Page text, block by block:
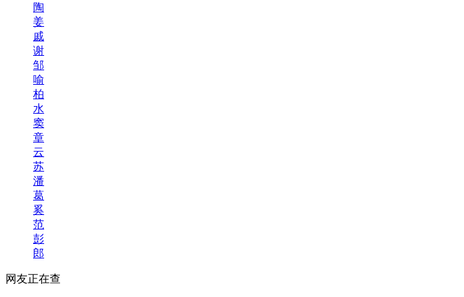
陶
姜
戚
谢
邹
喻
柏
水
窦
章
云
苏
潘
葛
奚
范
彭
郎
网友正在查